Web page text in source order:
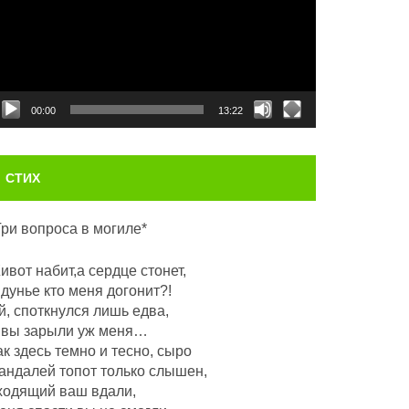
00:00 13:22
СТИХ
вопроса в могиле*
набит,а сердце стонет,
кто меня догонит?!
споткнулся лишь едва,
зарыли уж меня…
здесь темно и тесно, сыро
топот только слышен,
ваш вдали,